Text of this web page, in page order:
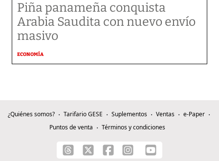
Piña panameña conquista
Arabia Saudita con nuevo envío
masivo
ECONOMÍA
¿Quiénes somos? Tarifario GESE Suplementos Ventas
e-Paper
Puntos de venta
Términos y condiciones